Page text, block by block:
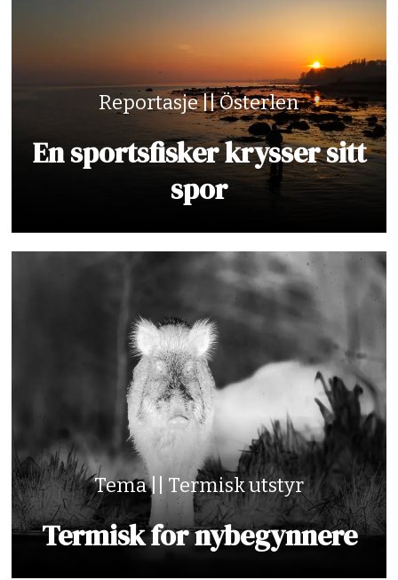
Reportasje || Österlen
En sportsfisker krysser sitt
spor
Tema || Termisk utstyr
Termisk for nybegynnere